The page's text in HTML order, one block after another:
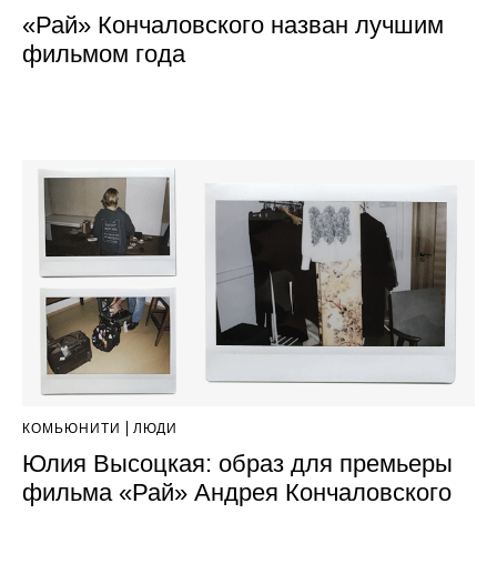
«Рай» Кончаловского назван лучшим
фильмом года
КОМЬЮНИТИ ЛЮДИ
Юлия Высоцкая: образ для премьеры
фильма «Рай» Андрея Кончаловского